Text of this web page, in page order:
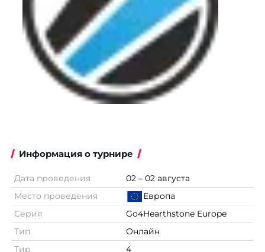
Информация о турнире
Дата проведения
02 – 02 августа
Место проведения
Европа
Серия
Go4Hearthstone Europe
Тип
Онлайн
Тир
4